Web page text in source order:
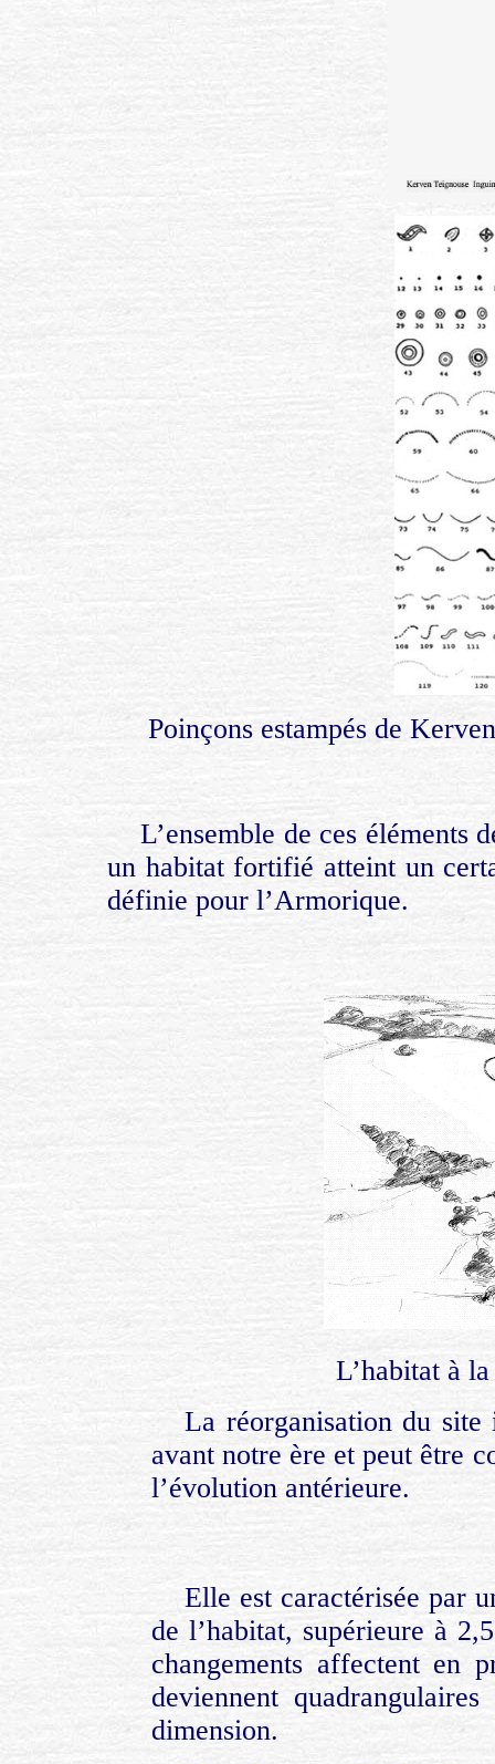
Poinçons estampés de
L’ensemble de ces éléments
un habitat fortifié atteint un
définie pour l’Armorique.
L’habitat à
La réorganisation du
avant notre ère et peut être
l’évolution antérieure.
Elle est caractérisée par
de l’habitat, supérieure à
changements affectent en
deviennent
dimension.